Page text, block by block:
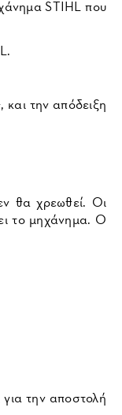
STIHL που
την απόδειξη
θα χρεωθεί. Οι
το μηχάνημα. Ο
την αποστολή